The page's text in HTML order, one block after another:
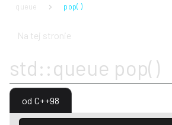
queue
pop( )
Na tej stronie
std::queue pop()
od C++98